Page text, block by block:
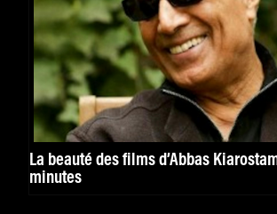
La beauté des films d’Abbas
minutes